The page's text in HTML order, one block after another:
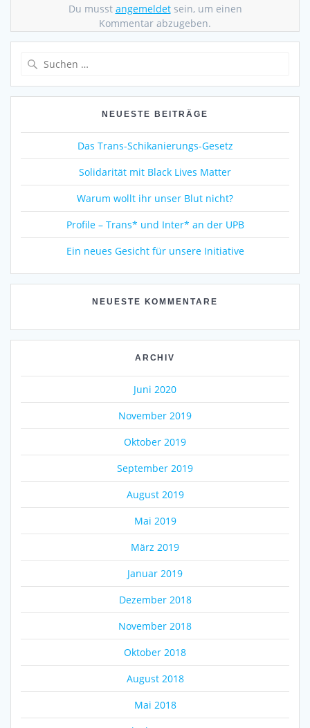
Du musst angemeldetsein, um einen
Kommentar abzugeben.
NEUESTE BEITRÄGE
Das Trans-Schikanierungs-Gesetz
Solidarität mit Black Lives Matter
Warum wollt ihr unser Blut nicht?
Profile – Trans* und Inter* an der UPB
Ein neues Gesicht für unsere Initiative
NEUESTE KOMMENTARE
ARCHIV
Juni 2020
November 2019
Oktober 2019
September 2019
August 2019
Mai 2019
März 2019
Januar 2019
Dezember 2018
November 2018
Oktober 2018
August 2018
Mai 2018